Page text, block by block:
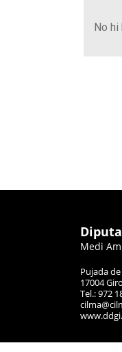
No hi
Medi
Pujada
17004
Tel.: 972